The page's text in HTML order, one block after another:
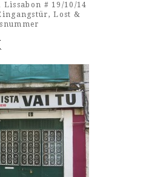
Lissabon # 19/10/14
,Lost &